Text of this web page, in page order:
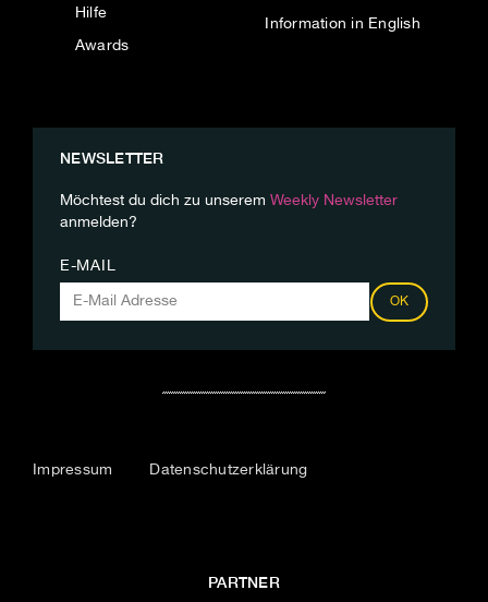
Hilfe
Awards
Information in English
NEWSLETTER
Möchtest du dich zu unserem Weekly Newsletter
anmelden?
E-MAIL
OK
Impressum Datenschutzerklärung
PARTNER